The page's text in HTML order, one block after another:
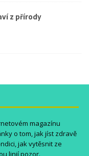
z přírody
magazínu
o tom, jak jíst zdravě
jak vytěsnit ze
linií pozor.